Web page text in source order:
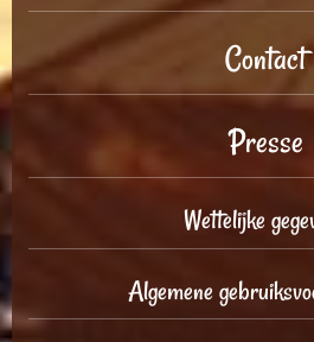
Contact
Presse
Wettelijke
Algemene